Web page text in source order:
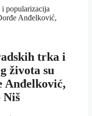
trka i
života su
Anđelković,
Niš